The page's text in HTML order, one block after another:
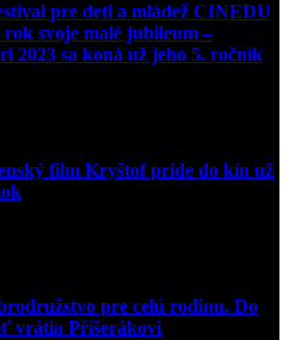
pre deti a mládež CINEDU
rok svoje malé jubileum –
2023 sa koná už jeho 5. ročník
film Kryštof príde do kín už
pre celú rodinu. Do
vrátia Příšerákovi